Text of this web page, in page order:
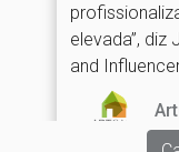
elevada”, diz
and